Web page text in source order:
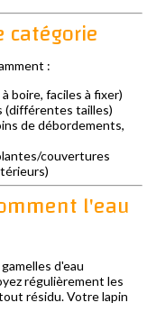
catégorie
:
boire, faciles à fixer)
(différentes tailles)
de débordements,
couvertures
l'eau
d'eau
régulièrement les
résidu. Votre lapin